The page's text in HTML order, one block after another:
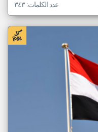
عدد الكلمات: ٣٤٣